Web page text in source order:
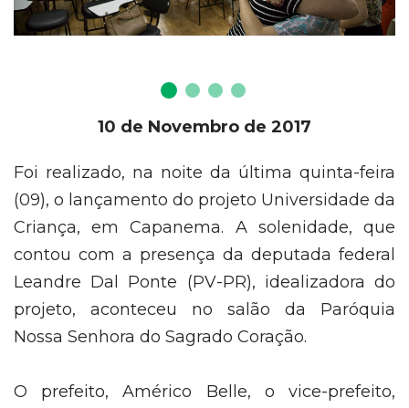
10 de Novembro de 2017
Foi realizado, na noite da última quinta-feira
(09), o lançamento do projeto Universidade da
Criança, em Capanema. A solenidade, que
contou com a presença da deputada federal
Leandre Dal Ponte (PV-PR), idealizadora do
projeto, aconteceu no salão da Paróquia
Nossa Senhora do Sagrado Coração.
O prefeito, Américo Belle, o vice-prefeito,